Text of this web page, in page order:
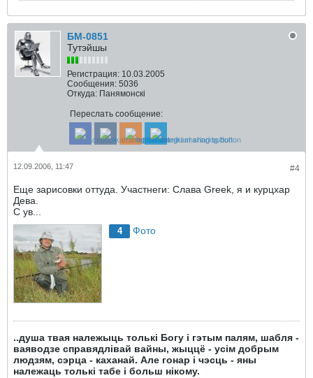
БМ-0851
Тутэйшы
Регистрация: 10.03.2005
Сообщения: 5036
Откуда: Панямонскі
Переслать сообщение:
#4
12.09.2006, 11:47
Еще зарисовки оттуда. Участнеги: Слава Greek, я и курцхар
Дева.
С ув...
4 Фото
..душа твая належыць толькі Богу і гэтым палям, шабля -
ваяводзе справядлівай вайны, жыццё - усім добрым
людзям, сэрца - каханай. Але гонар і чэсць - яны
належаць толькі табе і больш нікому.